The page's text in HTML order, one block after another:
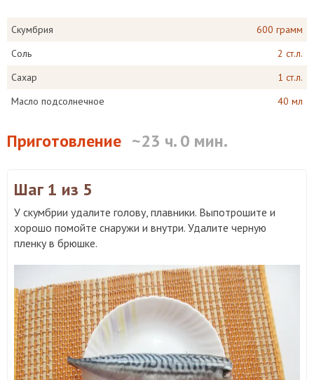
Скумбрия
600 грамм
Соль
2 ст.л.
Сахар
1 ст.л.
Масло подсолнечное
40 мл
Приготовление ~23 ч. 0 мин.
Шаг 1 из 5
У скумбрии удалите голову, плавники. Выпотрошите и
хорошо помойте снаружи и внутри. Удалите черную
пленку в брюшке.